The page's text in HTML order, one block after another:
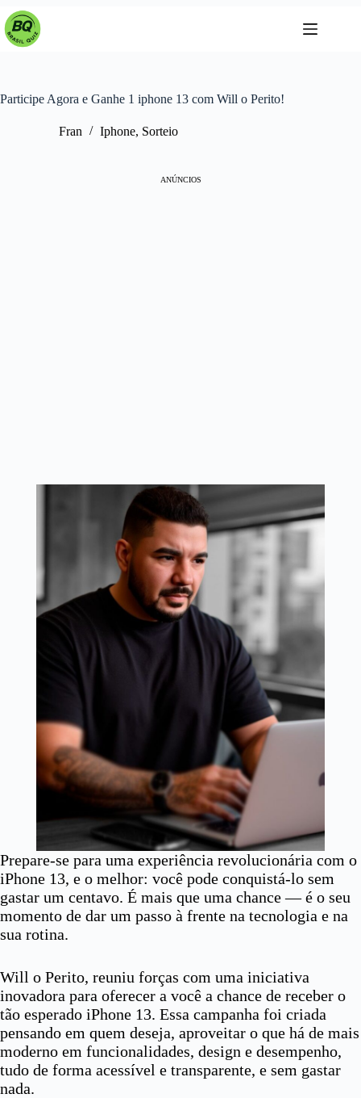
Pular
para
Participe Agora e Ganhe 1 iphone 13 com Will o Perito!
Fran Iphone, Sorteio
ANÚNCIOS
Prepare-se para uma experiência revolucionária com o
iPhone 13, e o melhor: você pode conquistá-lo sem
gastar um centavo. É mais que uma chance — é o seu
momento de dar um passo à frente na tecnologia e na
sua rotina.
Will o Perito, reuniu forças com uma iniciativa
inovadora para oferecer a você a chance de receber o
tão esperado iPhone 13. Essa campanha foi criada
pensando em quem deseja, aproveitar o que há de mais
moderno em funcionalidades, design e desempenho,
tudo de forma acessível e transparente, e sem gastar
nada.